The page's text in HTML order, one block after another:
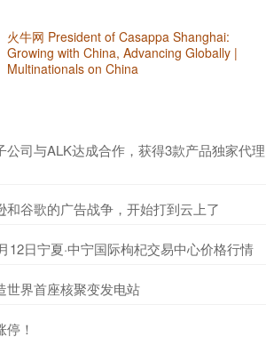
火牛网 President of Casappa Shanghai:
Growing with China, Advancing Globally |
Multinationals on China
公司与ALK达成合作，获得3款产品独家代理
和谷歌的广告战争，开始打到云上了
12日宁夏·中宁国际枸杞交易中心价格行情
世界首座核聚变发电站
！